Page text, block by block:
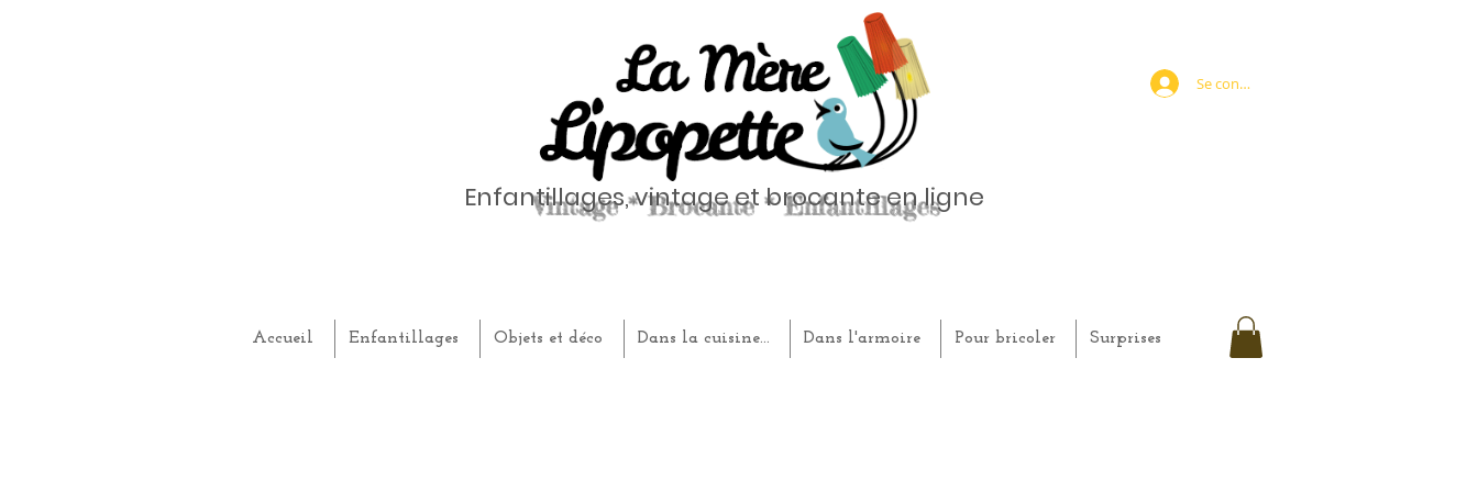
Enfantillages, vintage et brocante en ligne
Accueil Enfantillages Objets et déco Dans la cuisine... Dans l'armoire Pour bricoler Surprises
Se connecter